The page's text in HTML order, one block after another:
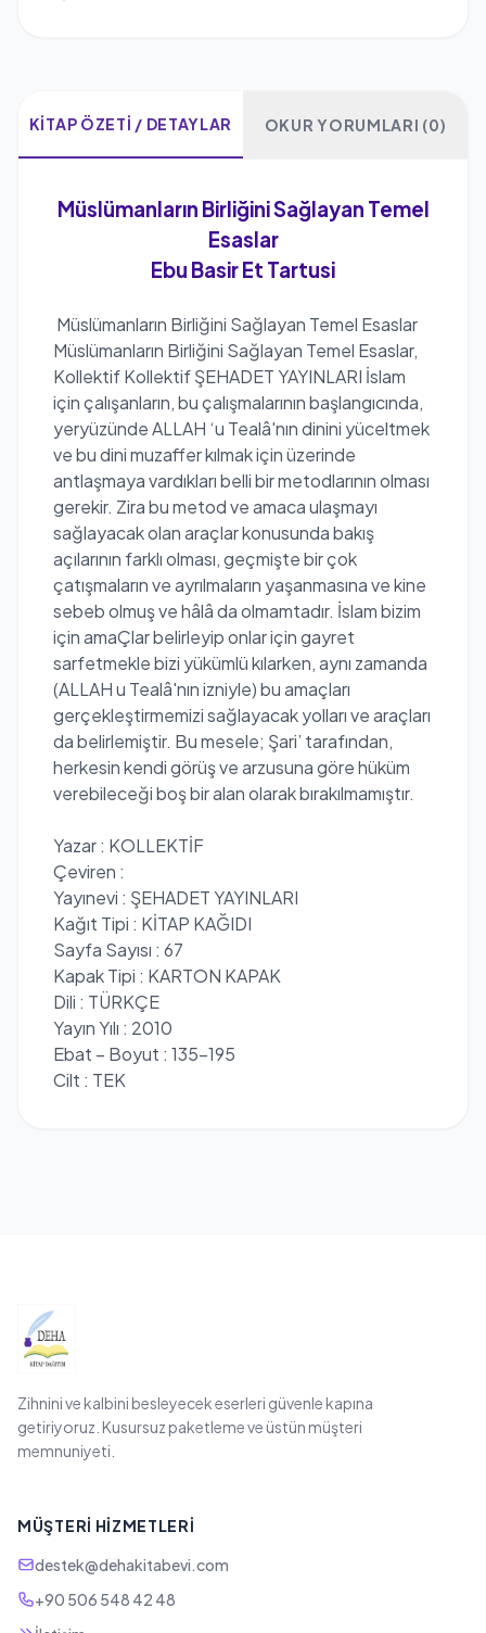
KITAP ÖZETI / DETAYLAR OKUR YORUMLARI (0)
Müslümanların Birliğini Sağlayan Temel
Esaslar
Ebu Basir Et Tartusi
Müslümanların Birliğini Sağlayan Temel Esaslar
Müslümanların Birliğini Sağlayan Temel Esaslar,
Kollektif Kollektif ŞEHADET YAYINLARI İslam
için çalışanların, bu çalışmalarının başlangıcında,
yeryüzünde ALLAH ‘u Tealâ'nın dinini yüceltmek
ve bu dini muzaffer kılmak için üzerinde
antlaşmaya vardıkları belli bir metodlarının olması
gerekir. Zira bu metod ve amaca ulaşmayı
sağlayacak olan araçlar konusunda bakış
açılarının farklı olması, geçmişte bir çok
çatışmaların ve ayrılmaların yaşanmasına ve kine
sebeb olmuş ve hâlâ da olmamtadır. İslam bizim
için amaÇlar belirleyip onlar için gayret
sarfetmekle bizi yükümlü kılarken, aynı zamanda
(ALLAH u Tealâ'nın izniyle) bu amaçları
gerçekleştirmemizi sağlayacak yolları ve araçları
da belirlemiştir. Bu mesele; Şari’ tarafından,
herkesin kendi görüş ve arzusuna göre hüküm
verebileceği boş bir alan olarak bırakılmamıştır.
Yazar : KOLLEKTİF
Çeviren :
Yayınevi : ŞEHADET YAYINLARI
Kağıt Tipi : KİTAP KAĞIDI
Sayfa Sayısı : 67
Kapak Tipi : KARTON KAPAK
Dili : TÜRKÇE
Yayın Yılı : 2010
Ebat – Boyut : 135-195
Cilt : TEK
Zihnini ve kalbini besleyecek eserleri güvenle kapına
getiriyoruz. Kusursuz paketleme ve üstün müşteri
memnuniyeti.
MÜŞTERI HIZMETLERI
destek@dehakitabevi.com
+90 506 548 42 48